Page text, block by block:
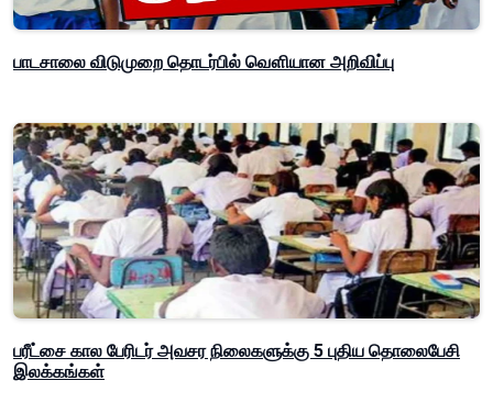
பாடசாலை விடுமுறை தொடர்பில் வௌியான அறிவிப்பு
பரீட்சை கால பேரிடர் அவசர நிலைகளுக்கு 5 புதிய தொலைபேசி
இலக்கங்கள்